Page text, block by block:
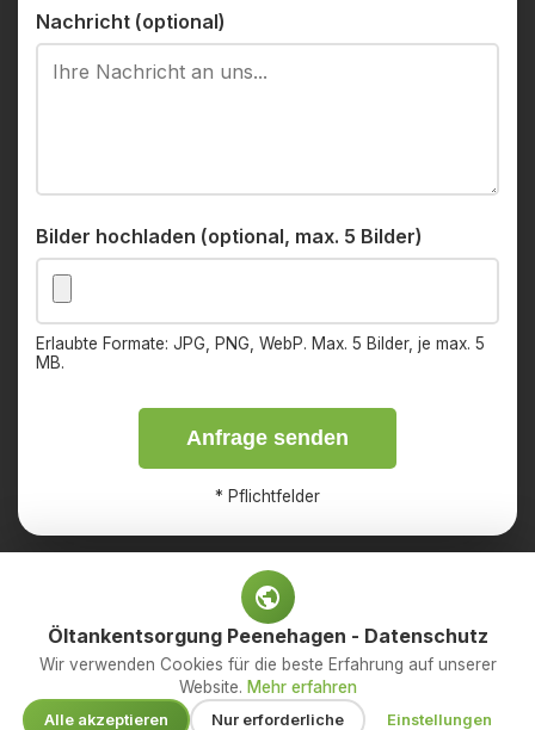
Nachricht (optional)
Bilder hochladen (optional, max. 5 Bilder)
Erlaubte Formate: JPG, PNG, WebP. Max. 5 Bilder, je max. 5
MB.
Anfrage senden
* Pflichtfelder
ImpressumDatenschutz
© 2026 OED Services GmbH – Ihr Fachbetrieb für
Öltankentsorgung. Alle Rechte vorbehalten.
Öltankentsorgung Peenehagen - Datenschutz
Wir verwenden Cookies für die beste Erfahrung auf unserer
Website. Mehr erfahren
Alle akzeptieren Nur erforderliche Einstellungen